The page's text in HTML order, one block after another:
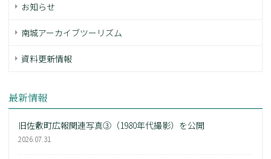
お知らせ
南城アーカイブツーリズム
資料更新情報
最新情報
旧佐敷町広報関連写真③（1980年代撮影）を公開
2026.07.31